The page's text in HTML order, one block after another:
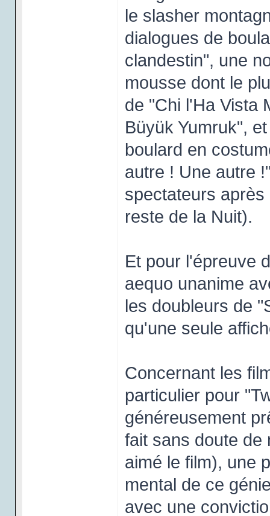
le slasher
dialogues de
clandestin", une
mousse dont le
de "Chi l'Ha Vista
Büyük Yumruk",
boulard en
autre ! Une autre
spectateurs
reste de la Nuit).
Et pour l'épreuve
aequo unanime
les doubleurs de
qu'une seule
Concernant les
particulier pour
généreusement
fait sans doute de
aimé le film), une
mental de ce
avec une